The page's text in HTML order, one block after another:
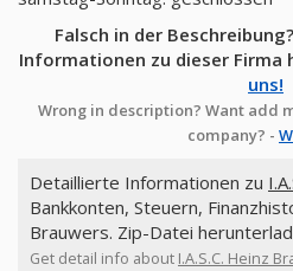
Falsch in der
Informationen zu dieser Firma
uns!
Wrong in description? Want add
company? -
Detaillierte Informationen zu
Bankkonten, Steuern,
Brauwers. Zip-Datei
Get detail info about I.A.S.C. Heinz